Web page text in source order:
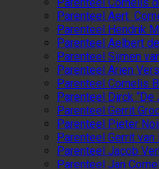
Parenteel Aert
Parenteel Hendrik
Parenteel Aelbert
Parenteel Sijmen
Parenteel Arien
Parenteel Cornelis
Parenteel Dirck “De
Parenteel Gerrit
Parenteel Pieter
Parenteel Gerrit van
Parenteel Jacob
Parenteel Jan